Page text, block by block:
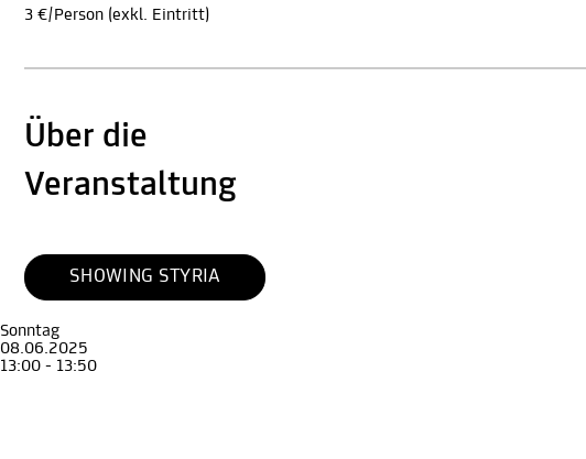
3 €/Person (exkl. Eintritt)
Über die
Veranstaltung
SHOWING STYRIA
Sonntag
08.06.2025
13:00 - 13:50